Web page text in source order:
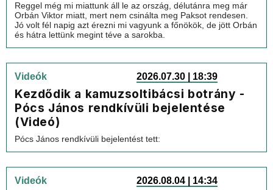
Reggel még mi miattunk áll le az ország, délutánra meg már
Orbán Viktor miatt, mert nem csinálta meg Paksot rendesen.
Jó volt fél napig azt érezni mi vagyunk a főnökök, de jött Orbán
és hátra lettünk megint téve a sarokba.
Videók 2026.07.30 | 18:39
Kezdődik a kamuzsoltibácsi botrány -
Pócs János rendkívüli bejelentése
(Videó)
Pócs János rendkívüli bejelentést tett:
Videók 2026.08.04 | 14:34